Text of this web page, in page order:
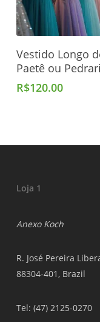
Adicionar Ao
Vestido Longo
Paetê ou
R$120.00
Loja 1
Anexo Koch
R. José Pereira
88304-401, Brazil
Tel: (47) 2125-0270